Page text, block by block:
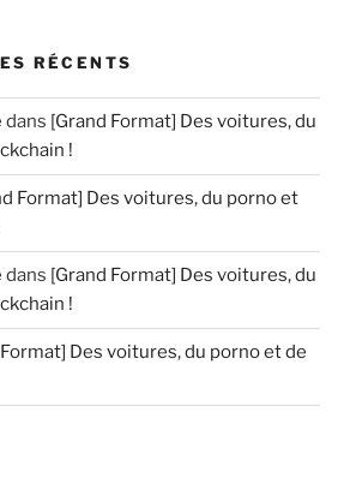
RÉCENTS
dans [Grand Format] Des voitures, du
!
Format] Des voitures, du porno et
dans [Grand Format] Des voitures, du
!
Des voitures, du porno et de